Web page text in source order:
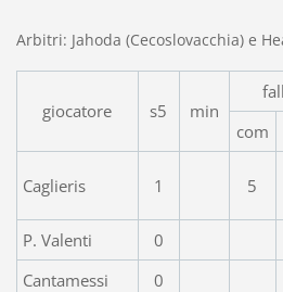
Arbitri: Jahoda (Cecoslovacchia) e
giocatore s5 min
com
Caglieris 1 5
P. Valenti
0
Cantamessi
0